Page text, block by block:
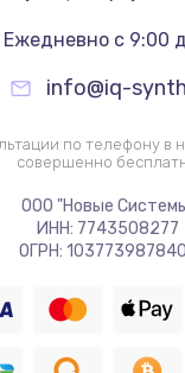
700 руб.
Заказать
Замена ТЭНа
2500 руб.
Ежедневно с 9:00
info@iq-
по телефону в
совершенно
ООО "Новые
ИНН: 7743508277
ОГРН: